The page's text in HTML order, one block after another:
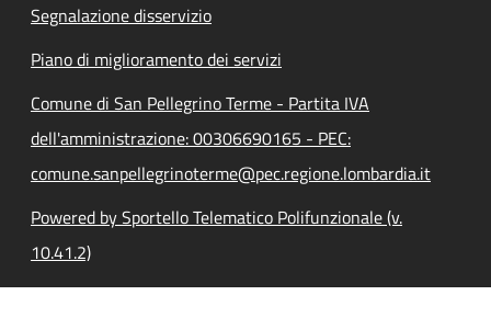
Segnalazione disservizio
Piano di miglioramento dei servizi
Comune di San Pellegrino Terme - Partita IVA
dell'amministrazione: 00306690165 - PEC:
comune.sanpellegrinoterme@pec.regione.lombardia.it
Powered by Sportello Telematico Polifunzionale (v.
10.41.2)